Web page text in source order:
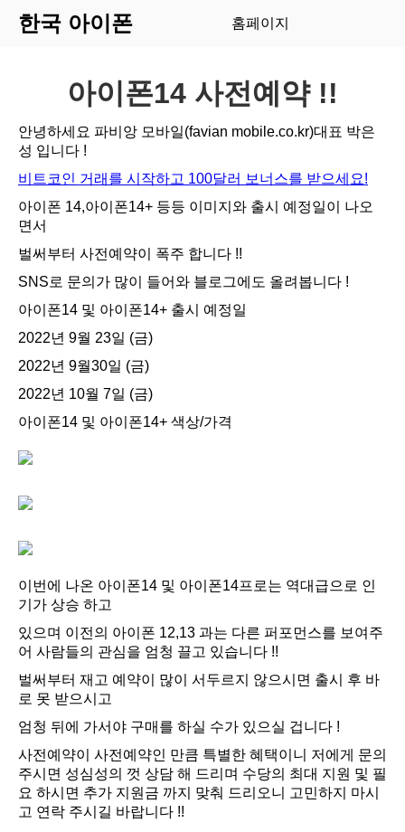
한국 아이폰 홈페이지
아이폰14 사전예약 !!
안녕하세요 파비앙 모바일(favian mobile.co.kr)대표 박은
성 입니다 !
비트코인 거래를 시작하고 100달러 보너스를 받으세요!
아이폰 14,아이폰14+ 등등 이미지와 출시 예정일이 나오
면서
벌써부터 사전예약이 폭주 합니다 !!
SNS로 문의가 많이 들어와 블로그에도 올려봅니다 !
아이폰14 및 아이폰14+ 출시 예정일
2022년 9월 23일 (금)
2022년 9월30일 (금)
2022년 10월 7일 (금)
아이폰14 및 아이폰14+ 색상/가격
이번에 나온 아이폰14 및 아이폰14프로는 역대급으로 인
기가 상승 하고
있으며 이전의 아이폰 12,13 과는 다른 퍼포먼스를 보여주
어 사람들의 관심을 엄청 끌고 있습니다 !!
벌써부터 재고 예약이 많이 서두르지 않으시면 출시 후 바
로 못 받으시고
엄청 뒤에 가서야 구매를 하실 수가 있으실 겁니다 !
사전예약이 사전예약인 만큼 특별한 혜택이니 저에게 문의
주시면 성심성의 껏 상담 해 드리며 수당의 최대 지원 및 필
요 하시면 추가 지원금 까지 맞춰 드리오니 고민하지 마시
고 연락 주시길 바랍니다 !!